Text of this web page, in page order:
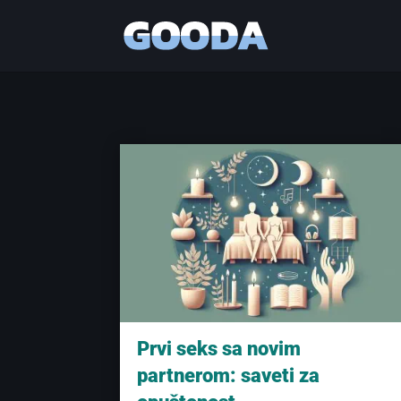
Prvi seks sa novim
partnerom: saveti za